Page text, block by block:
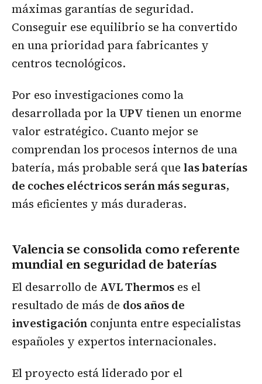
máximas garantías de seguridad.
Conseguir ese equilibrio se ha convertido
en una prioridad para fabricantes y
centros tecnológicos.
Por eso investigaciones como la
desarrollada por laUPV tienen un enorme
valor estratégico. Cuanto mejor se
comprendan los procesos internos de una
batería, más probable será que las baterías
de coches eléctricos serán más seguras,
más eficientes y más duraderas.
Valencia se consolida como referente
mundial en seguridad de baterías
El desarrollo de AVL Thermos es el
resultado de más de dos años de
investigación conjunta entre especialistas
españoles y expertos internacionales.
El proyecto está liderado por el